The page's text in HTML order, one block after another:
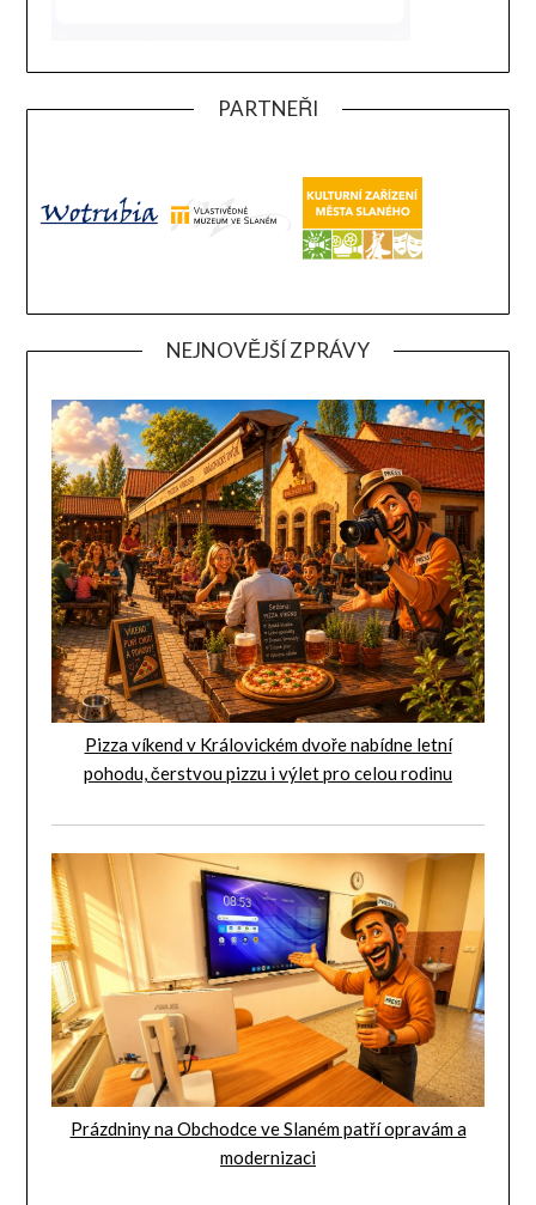
PARTNEŘI
NEJNOVĚJŠÍ ZPRÁVY
Pizza víkend v Královickém dvoře nabídne letní
pohodu, čerstvou pizzu i výlet pro celou rodinu
Prázdniny na Obchodce ve Slaném patří opravám a
modernizaci